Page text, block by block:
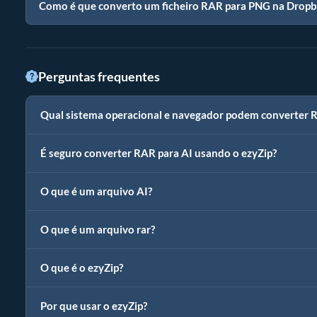
Como é que converto um ficheiro RAR para PNG na
Perguntas frequentes
Qual sistema operacional e navegador podem converter
É seguro converter RAR para AI usando o ezyZip?
O que é um arquivo AI?
O que é um arquivo rar?
O que é o ezyZip?
Por que usar o ezyZip?